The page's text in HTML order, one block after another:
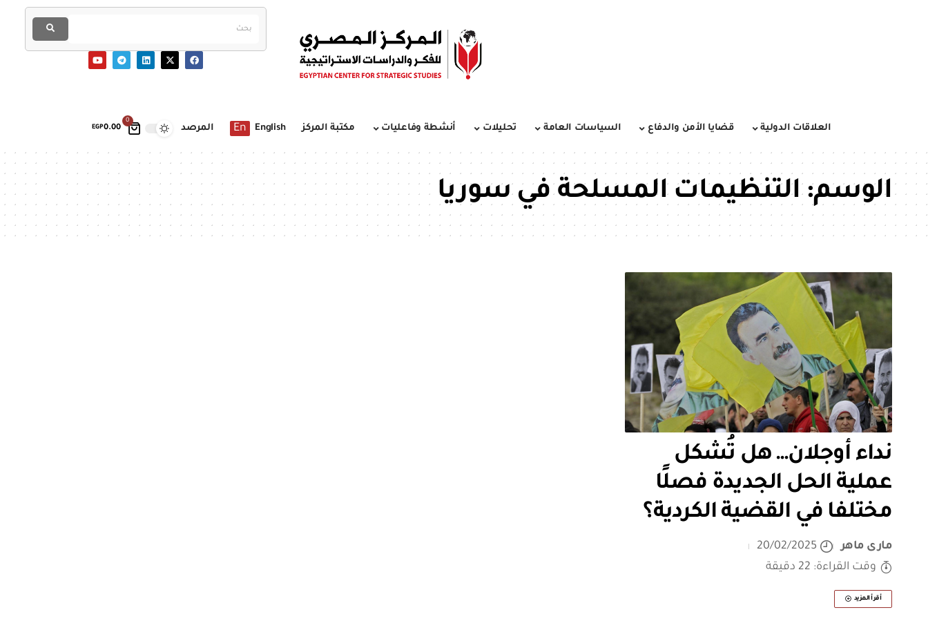
0
EGP0.00 العلاقات الدولية قضايا الأمن والدفاع السياسات العامة تحليلات أنشطة وفاعليات مكتبة المركز English
En المرصد
الوسم:التنظيمات المسلحة في سوريا
نداء أوجلان… هل تُشكل
عملية الحل الجديدة فصلًا
مختلفا في القضية الكردية؟
مارى ماهر
20/02/2025
وقت القراءة: 22 دقيقة
أقرأ المزيد